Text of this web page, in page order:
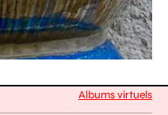
Albums virtuels